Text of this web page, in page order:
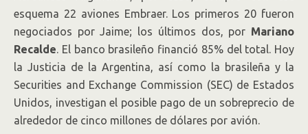
esquema 22 aviones Embraer. Los primeros 20 fueron
negociados por Jaime; los últimos dos, por Mariano
Recalde. El banco brasileño financió 85% del total. Hoy
la Justicia de la Argentina, así como la brasileña y la
Securities and Exchange Commission (SEC) de Estados
Unidos, investigan el posible pago de un sobreprecio de
alrededor de cinco millones de dólares por avión.